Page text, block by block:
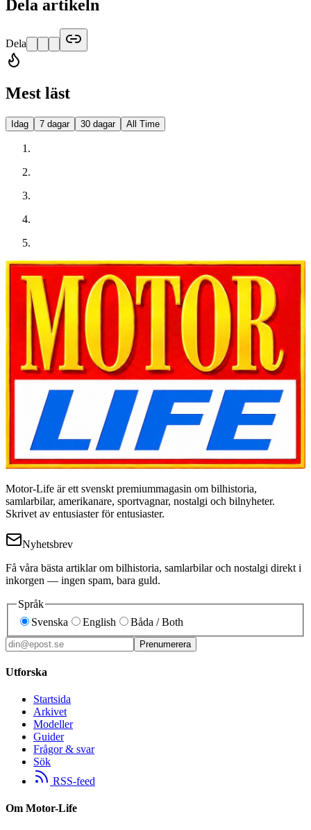
Dela artikeln
Dela
Mest läst
Idag 7 dagar 30 dagar All Time
Motor-Life är ett svenskt premiummagasin om bilhistoria,
samlarbilar, amerikanare, sportvagnar, nostalgi och bilnyheter.
Skrivet av entusiaster för entusiaster.
Nyhetsbrev
Få våra bästa artiklar om bilhistoria, samlarbilar och nostalgi direkt i
inkorgen — ingen spam, bara guld.
Språk
Svenska
English Båda / Both
Prenumerera
Utforska
Startsida
Arkivet
Modeller
Guider
Frågor & svar
Sök
RSS-feed
Om Motor-Life